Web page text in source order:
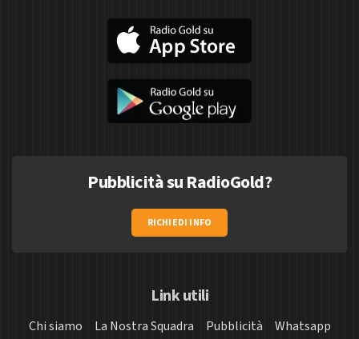
Pubblicità su RadioGold?
RICHIEDI INFO
Link utili
Chi siamo La Nostra Squadra Pubblicità
Whatsapp